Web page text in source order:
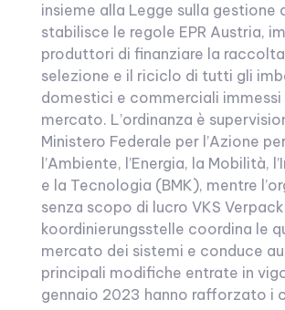
insieme alla Legge sulla gestione
stabilisce le regole EPR Austria,
produttori di finanziare la
selezione e il riciclo di tutti gli
domestici e commerciali immessi
mercato. L’ordinanza è
Ministero Federale per l’Azione
l’Ambiente, l’Energia, la Mobilità,
e la Tecnologia (BMK), mentre
senza scopo di lucro VKS
koordinierungs­stelle coordina le
mercato dei sistemi e conduce
principali modifiche entrate in
gennaio 2023 hanno rafforzato i